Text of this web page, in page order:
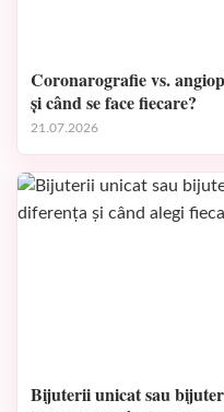
Coronarografie vs.
și când se face fiecare?
21.07.2026
Bijuterii unicat sau